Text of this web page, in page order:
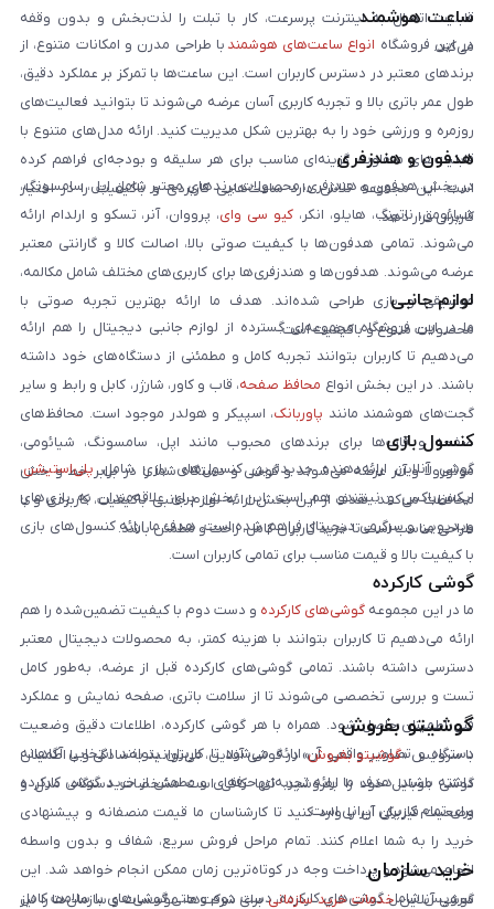
قابلیت اتصال به اینترنت پرسرعت، کار با تبلت را لذت‌بخش و بدون وقفه
می‌کند.
ساعت هوشمند
در این فروشگاه انواع ساعت‌های هوشمند با طراحی مدرن و امکانات متنوع، از
برندهای معتبر در دسترس کاربران است. این ساعت‌ها با تمرکز بر عملکرد دقیق،
طول عمر باتری بالا و تجربه کاربری آسان عرضه می‌شوند تا بتوانید فعالیت‌های
روزمره و ورزشی خود را به بهترین شکل مدیریت کنید. ارائه مدل‌های متنوع با
قابلیت‌های متفاوت، گزینه‌ای مناسب برای هر سلیقه و بودجه‌ای فراهم کرده
است. این مجموعه تلاش دارد ساعت‌هایی کاربردی و باکیفیت را در اختیار
کاربران قرار دهد.
هدفون و هندزفری
در بخش هدفون و هندزفری، محصولات برندهای معتبر شامل اپل، سامسونگ،
شیائومی، ناتینگ، هایلو، انکر، کیو سی وای، پرووان، آنر، تسکو و ارلدام ارائه
می‌شوند. تمامی هدفون‌ها با کیفیت صوتی بالا، اصالت کالا و گارانتی معتبر
عرضه می‌شوند. هدفون‌ها و هندزفری‌ها برای کاربری‌های مختلف شامل مکالمه،
موسیقی و بازی طراحی شده‌اند. هدف ما ارائه بهترین تجربه صوتی با
محصولات متنوع و باکیفیت است.
لوازم جانبی
ما در این فروشگاه مجموعه‌ای گسترده از لوازم جانبی دیجیتال را هم ارائه
می‌دهیم تا کاربران بتوانند تجربه کامل و مطمئنی از دستگاه‌های خود داشته
باشند. در این بخش انواع محافظ صفحه، قاب و کاور، شارژر، کابل و رابط و سایر
گجت‌های هوشمند مانند پاوربانک، اسپیکر و هولدر موجود است. محافظ‌های
صفحه و قاب‌ها برای برندهای محبوب مانند اپل، سامسونگ، شیائومی،
موتورولا و آنر عرضه می‌شوند و گوشی و دستگاه شما را در برابر خط و خش
محافظت می‌کنند. هدف از این بخش ارائه لوازم جانبی باکیفیت، کاربردی و با
طراحی مناسب است تا خرید کاربران کامل، راحت و مطمئن باشد.
کنسول بازی
گوشی آنلاین ارائه‌دهنده جدیدترین کنسول‌های بازی شامل پلی‌استیشن،
ایکس‌باکس و نینتندو هم است. این بخش برای علاقه‌مندان به بازی‌های
ویدیویی و سرگرمی دیجیتال فراهم شده است. هدف ما ارائه کنسول‌های بازی
با کیفیت بالا و قیمت مناسب برای تمامی کاربران است.
گوشی کارکرده
ما در این مجموعه گوشی‌های کارکرده و دست دوم با کیفیت تضمین‌شده را هم
ارائه می‌دهیم تا کاربران بتوانند با هزینه کمتر، به محصولات دیجیتال معتبر
دسترسی داشته باشند. تمامی گوشی‌های کارکرده قبل از عرضه، به‌طور کامل
تست و بررسی تخصصی می‌شوند تا از سلامت باتری، صفحه نمایش و عملکرد
فنی اطمینان حاصل شود. همراه با هر گوشی کارکرده، اطلاعات دقیق وضعیت
دستگاه و تصاویر واقعی آن ارائه می‌شود تا کاربران بتوانند انتخابی آگاهانه
داشته باشند. هدف ما ارائه تجربه‌ای حرفه‌ای و مطمئن از خرید گوشی کارکرده
برای تمام کاربران ایرانی است.
گوشیتو بفروش
با سرویس «گوشیتو بفروش» در گوشی آنلاین، می‌توانید به‌سادگی و با اطمینان
گوشی موبایل خود را بفروشید. تنها کافی است مشخصات دستگاه، مدل و
وضعیت فیزیکی آن را وارد کنید تا کارشناسان ما قیمت منصفانه و پیشنهادی
خرید را به شما اعلام کنند. تمام مراحل فروش سریع، شفاف و بدون واسطه
انجام می‌شود و پرداخت وجه در کوتاه‌ترین زمان ممکن انجام خواهد شد. این
سرویس شامل گوشی‌های کارکرده، دست دوم و حتی گوشی‌های با سلامت کامل
خرید سازمان
گوشی آنلاینخدمات خرید سازمانیبرای شرکت‌ها، مؤسسات و سازمان‌ها را نیز